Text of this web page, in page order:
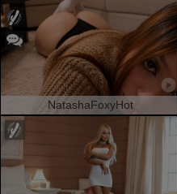
NatashaFoxyHot